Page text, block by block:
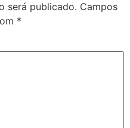
será publicado. Campos
*